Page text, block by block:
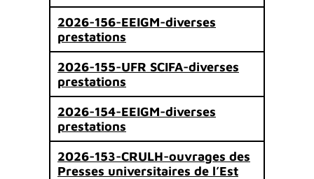
2026-156-EEIGM-diverses
prestations
2026-155-UFR SCIFA-diverses
prestations
2026-154-EEIGM-diverses
prestations
2026-153-CRULH-ouvrages des
Presses universitaires de l’Est